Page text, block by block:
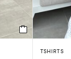
TSHIRTS